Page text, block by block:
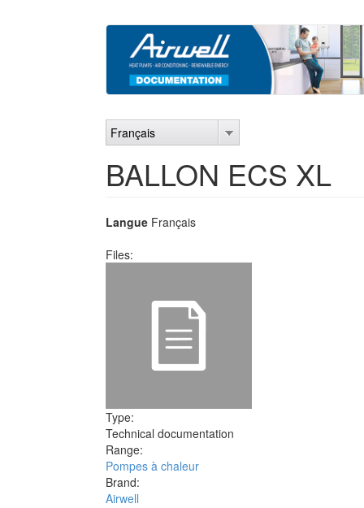
Français
BALLON ECS XL
Langue Français
Files:
Type:
Technical documentation
Range:
Pompes à chaleur
Brand:
Airwell